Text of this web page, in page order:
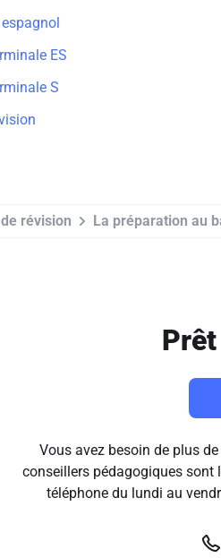
ES
S
révision La préparation au
Vous avez besoin de plus
conseillers pédagogiques sont
téléphone du lundi au